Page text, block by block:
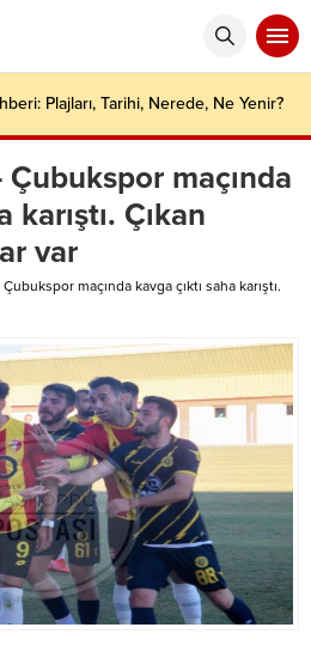
Plajları, Tarihi, Nerede, Ne Yenir?
maçında
karıştı. Çıkan
var
maçında kavga çıktı saha karıştı.